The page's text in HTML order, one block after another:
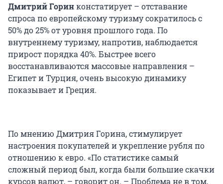
Дмитрий Горинконстатирует – отставание
спроса по европейскому туризму сократилось с
50% до 25% от уровня прошлого года. По
внутреннему туризму, напротив, наблюдается
прирост порядка 40%. Быстрее всего
восстанавливаются массовые направления –
Египет и Турция, очень высокую динамику
показывает и Греция.
По мнению Дмитрия Горина, стимулирует
настроения покупателей и укрепление рубля по
отношению к евро. «По статистике самый
сложный период был, когда были большие скачки
курсов валют, – говорит он. – Проблема не в том,